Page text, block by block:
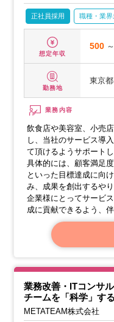
正社員採用 職種・業
想定年収
500
勤務地
東京都
業務内容
飲食店や美容室、小売
し、当社のサービス導
て頂けるようサポート
具体的には、顧客満足
といった目標達成に向
み、成果を創出するや
企業様にとってサービ
成に貢献できるよう、
【主な業務内容】
・サービス導入企業様
定サポートなどを行い
・顧客体験データ分析
業務改善・ITコンサ
チームを「科学」す
METATEAM株式会社